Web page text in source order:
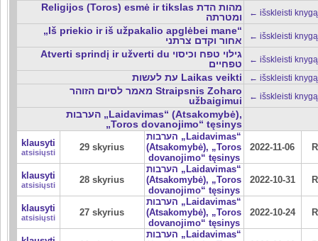
Religijos (Toros) esmė ir tikslas מהות הדת
ומטרתה
← išskleisti knygą
„Iš priekio ir iš užpakalio apglėbei mane“
אחור וקדם צרתני
← išskleisti knygą
Atverti sprindį ir užverti du גילוי טפח וכיסוי
טפחיים
← išskleisti knygą
עת לעשות Laikas veikti ← išskleisti knygą
מאמר לסיום הזוהר Straipsnis Zoharo
užbaigimui
← išskleisti knygą
הערבות „Laidavimas“ (Atsakomybė),
„Toros dovanojimo“ tęsinys
klausyti
atsisiųsti 29 skyrius
הערבות „Laidavimas“
(Atsakomybė), „Toros
dovanojimo“ tęsinys
2022-11-06
klausyti
atsisiųsti 28 skyrius
הערבות „Laidavimas“
(Atsakomybė), „Toros
dovanojimo“ tęsinys
2022-10-31
klausyti
atsisiųsti 27 skyrius
הערבות „Laidavimas“
(Atsakomybė), „Toros
dovanojimo“ tęsinys
2022-10-24
הערבות „Laidavimas“